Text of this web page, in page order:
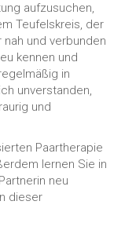
aufzusuchen,
Teufelskreis, der
und verbunden
kennen und
in
unverstanden,
und
Paartherapie
lernen Sie in
neu
dieser